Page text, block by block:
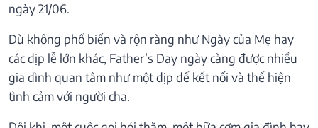
ngày 21/06.
Dù không phổ biến và rộn ràng như Ngày của Mẹ hay
các dịp lễ lớn khác, Father’s Day ngày càng được nhiều
gia đình quan tâm như một dịp để kết nối và thể hiện
tình cảm với người cha.